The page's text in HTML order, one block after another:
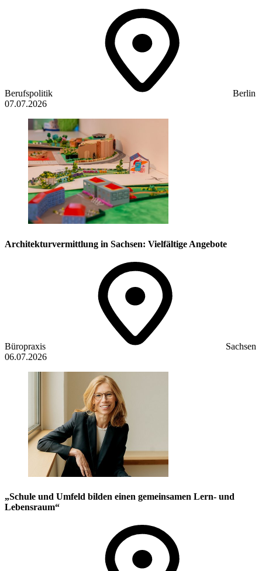
Berufspolitik
Berlin
07.07.2026
Architekturvermittlung in Sachsen: Vielfältige Angebote
Büropraxis
Sachsen
06.07.2026
„Schule und Umfeld bilden einen gemeinsamen Lern- und
Lebensraum“